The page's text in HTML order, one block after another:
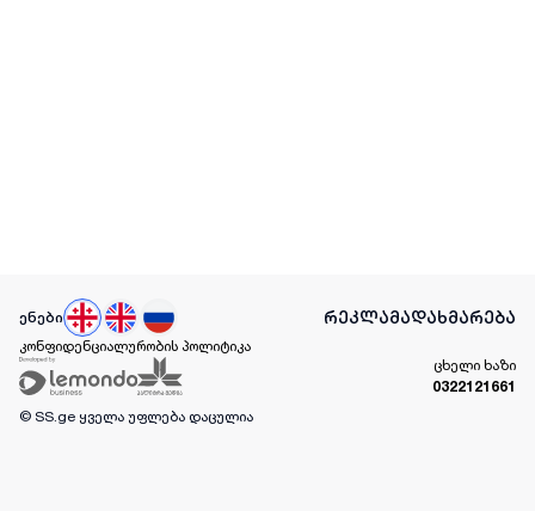
ენები რეკლამადახმარება
კონფიდენციალურობის პოლიტიკა
ცხელი ხაზი
0322121661
© SS.ge ყველა უფლება დაცულია